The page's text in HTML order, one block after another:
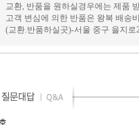
교환, 반품을 원하실경우에는 제품
고객 변심에 의한 반품은 왕복 배송
(교환.반품하실곳)-서울 중구 을지